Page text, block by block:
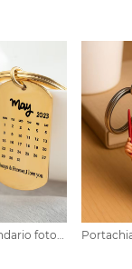
Portachiavi con calendario fotografico personalizzato con cartoni animati